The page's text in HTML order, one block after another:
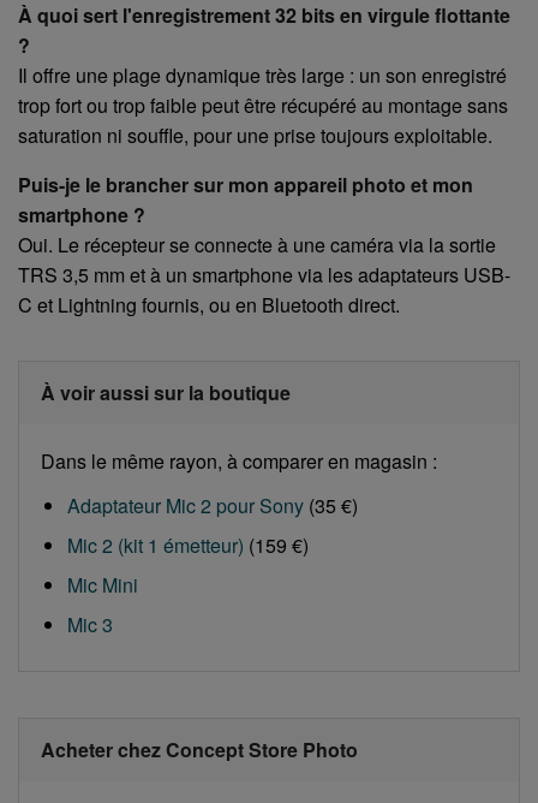
À quoi sert l'enregistrement 32 bits en virgule flottante
?
Il offre une plage dynamique très large : un son enregistré
trop fort ou trop faible peut être récupéré au montage sans
saturation ni souffle, pour une prise toujours exploitable.
Puis-je le brancher sur mon appareil photo et mon
smartphone ?
Oui. Le récepteur se connecte à une caméra via la sortie
TRS 3,5 mm et à un smartphone via les adaptateurs USB-
C et Lightning fournis, ou en Bluetooth direct.
À voir aussi sur la boutique
Dans le même rayon, à comparer en magasin :
Adaptateur Mic 2 pour Sony (35 €)
Mic 2 (kit 1 émetteur) (159 €)
Mic Mini
Mic 3
Acheter chez Concept Store Photo